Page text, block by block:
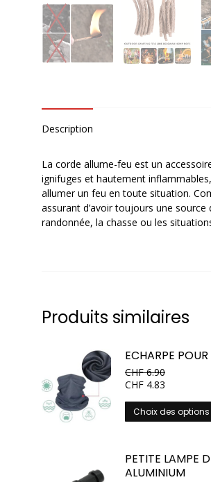
Description
La corde allume-feu est un
ignifuges et hautement
allumer un feu en toute situation.
assurant d’avoir toujours une
randonnée, la chasse ou les
Produits similaires
ECHARPE POUR
CHF6.90
CHF 4.83
Choix des options
PETITE LAMPE
ALUMINIUM